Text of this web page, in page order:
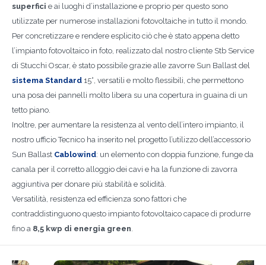
superfici e ai luoghi d’installazione e proprio per questo sono
utilizzate per numerose installazioni fotovoltaiche in tutto il mondo.
Per concretizzare e rendere esplicito ciò che è stato appena detto
l’impianto fotovoltaico in foto, realizzato dal nostro cliente Stb Service
di Stucchi Oscar, è stato possibile grazie alle zavorre Sun Ballast del
sistema Standard 15°, versatili e molto flessibili, che permettono
una posa dei pannelli molto libera su una copertura in guaina di un
tetto piano.
Inoltre, per aumentare la resistenza al vento dell’intero impianto, il
nostro ufficio Tecnico ha inserito nel progetto l’utilizzo dell’accessorio
Sun Ballast Cablowind: un elemento con doppia funzione, funge da
canala per il corretto alloggio dei cavi e ha la funzione di zavorra
aggiuntiva per donare più stabilità e solidità.
Versatilità, resistenza ed efficienza sono fattori che
contraddistinguono questo impianto fotovoltaico capace di produrre
fino a 8,5 kwp di energia green.